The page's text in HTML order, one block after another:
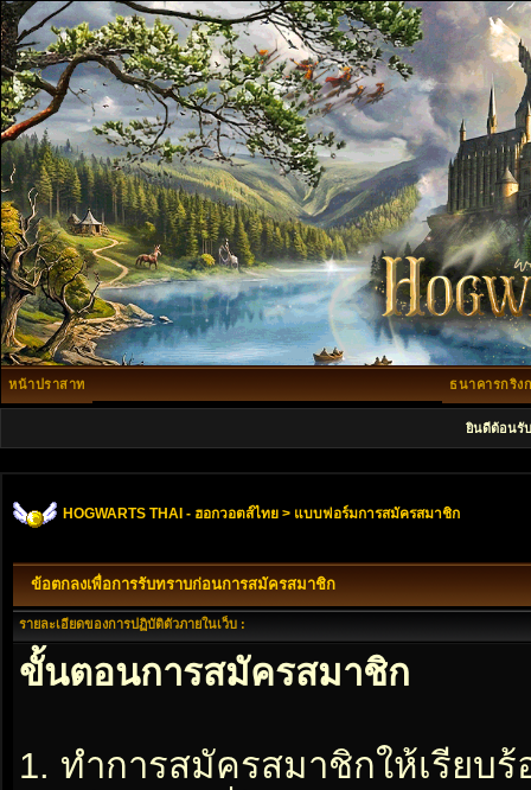
หน้าปราสาท ธนาคารกริง
ยินดีต้อนรับ
HOGWARTS THAI - ฮอกวอตส์ไทย > แบบฟอร์มการสมัครสมาชิก
ข้อตกลงเพื่อการรับทราบก่อนการสมัครสมาชิก
รายละเอียดของการปฏิบัติตัวภายในเว็บ :
ขั้นตอนการสมัครสมาชิก
1. ทำการสมัครสมาชิกให้เรียบ